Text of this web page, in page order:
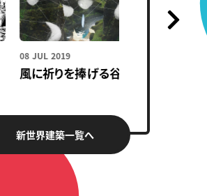
08 JUL 2019
風に祈りを捧げる谷
新世界建築一覧へ